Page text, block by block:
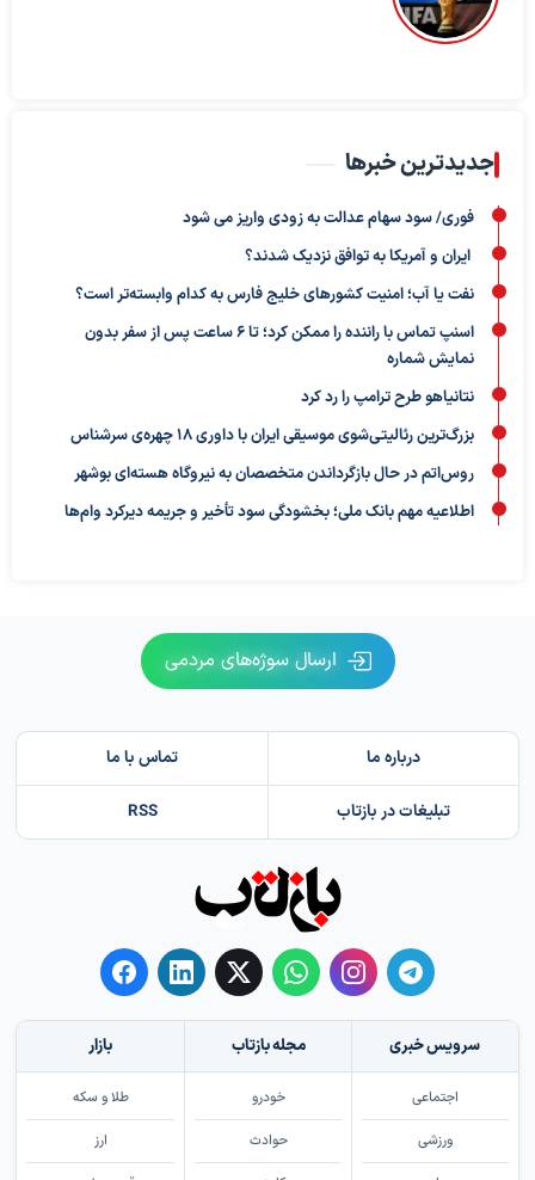
جدیدترین خبرها
فوری/ سود سهام عدالت به زودی واریز می شود
ایران و آمریکا به توافق نزدیک شدند؟
نفت یا آب؛ امنیت کشورهای خلیج فارس به کدام وابسته‌تر است؟
اسنپ تماس با راننده را ممکن کرد؛ تا ۶ ساعت پس از سفر بدون
نمایش شماره
نتانیاهو طرح ترامپ را رد کرد
بزرگ‌ترین رئالیتی‌شوی موسیقی ایران با داوری ۱۸ چهره‌ی سرشناس
روس‌اتم در حال بازگرداندن متخصصان به نیروگاه هسته‌ای بوشهر
اطلاعیه مهم بانک ملی؛ بخشودگی سود تأخیر و جریمه دیرکرد وام‌ها
ارسال سوژه‌های مردمی
درباره ما تماس با ما
تبلیغات در بازتاب RSS
سرویس خبری
اجتماعی
ورزشی
مجله بازتاب
خودرو
حوادث
بازار
طلا و سکه
ارز